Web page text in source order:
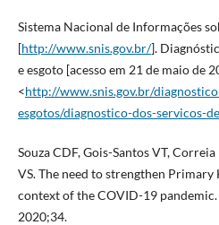
Sistema Nacional de Informações
[http://www.snis.gov.br/].
e esgoto [acesso em 21 de maio de
<http://www.snis.gov.br/
esgotos/diagnostico-dos-servicos-
Souza CDF, Gois-Santos VT,
VS. The need to strengthen
context of the COVID-19
2020;34.